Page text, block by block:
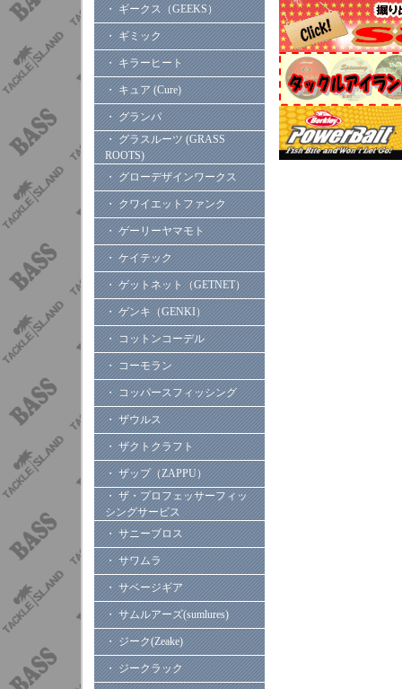
・ ギークス（GEEKS）
・ ギミック
・ キラーヒート
・ キュア (Cure)
・ グランパ
・ グラスルーツ (GRASS
ROOTS)
・ グローデザインワークス
・ クワイエットファンク
・ ゲーリーヤマモト
・ ケイテック
・ ゲットネット（GETNET）
・ ゲンキ（GENKI）
・ コットンコーデル
・ コーモラン
・ コッパースフィッシング
・ ザウルス
・ ザクトクラフト
・ ザップ（ZAPPU）
・ ザ・プロフェッサーフィッ
シングサービス
・ サニーブロス
・ サワムラ
・ サベージギア
・ サムルアーズ(sumlures)
・ ジーク(Zeake)
・ ジークラック